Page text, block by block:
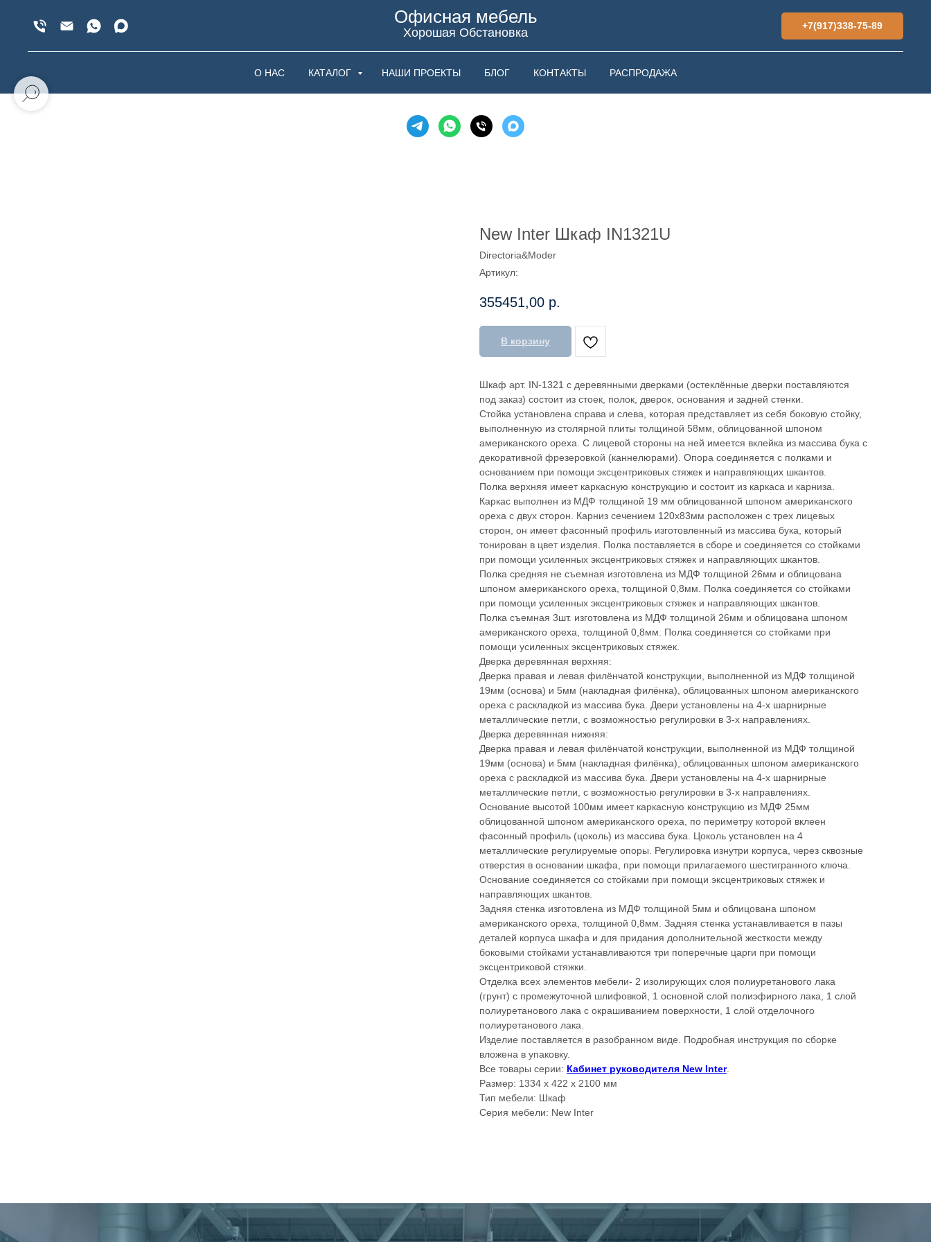
Офисная мебель
Хорошая Обстановка +7(917)338-75-89
О НАС КАТАЛОГ НАШИ ПРОЕКТЫ БЛОГ КОНТАКТЫ РАСПРОДАЖА
New Inter Шкаф IN1321U
Directoria&Moder
Артикул:
355451,00 р.
В корзину
Шкаф арт. IN-1321 с деревянными дверками (остеклённые дверки поставляются
под заказ) состоит из стоек, полок, дверок, основания и задней стенки.
Стойка установлена справа и слева, которая представляет из себя боковую стойку,
выполненную из столярной плиты толщиной 58мм, облицованной шпоном
американского ореха. С лицевой стороны на ней имеется вклейка из массива бука с
декоративной фрезеровкой (каннелюрами). Опора соединяется с полками и
основанием при помощи эксцентриковых стяжек и направляющих шкантов.
Полка верхняя имеет каркасную конструкцию и состоит из каркаса и карниза.
Каркас выполнен из МДФ толщиной 19 мм облицованной шпоном американского
ореха с двух сторон. Карниз сечением 120х83мм расположен с трех лицевых
сторон, он имеет фасонный профиль изготовленный из массива бука, который
тонирован в цвет изделия. Полка поставляется в сборе и соединяется со стойками
при помощи усиленных эксцентриковых стяжек и направляющих шкантов.
Полка средняя не съемная изготовлена из МДФ толщиной 26мм и облицована
шпоном американского ореха, толщиной 0,8мм. Полка соединяется со стойками
при помощи усиленных эксцентриковых стяжек и направляющих шкантов.
Полка съемная 3шт. изготовлена из МДФ толщиной 26мм и облицована шпоном
американского ореха, толщиной 0,8мм. Полка соединяется со стойками при
помощи усиленных эксцентриковых стяжек.
Дверка деревянная верхняя:
Дверка правая и левая филёнчатой конструкции, выполненной из МДФ толщиной
19мм (основа) и 5мм (накладная филёнка), облицованных шпоном американского
ореха с раскладкой из массива бука. Двери установлены на 4-х шарнирные
металлические петли, с возможностью регулировки в 3-х направлениях.
Дверка деревянная нижняя:
Дверка правая и левая филёнчатой конструкции, выполненной из МДФ толщиной
19мм (основа) и 5мм (накладная филёнка), облицованных шпоном американского
ореха с раскладкой из массива бука. Двери установлены на 4-х шарнирные
металлические петли, с возможностью регулировки в 3-х направлениях.
Основание высотой 100мм имеет каркасную конструкцию из МДФ 25мм
облицованной шпоном американского ореха, по периметру которой вклеен
фасонный профиль (цоколь) из массива бука. Цоколь установлен на 4
металлические регулируемые опоры. Регулировка изнутри корпуса, через сквозные
отверстия в основании шкафа, при помощи прилагаемого шестигранного ключа.
Основание соединяется со стойками при помощи эксцентриковых стяжек и
направляющих шкантов.
Задняя стенка изготовлена из МДФ толщиной 5мм и облицована шпоном
американского ореха, толщиной 0,8мм. Задняя стенка устанавливается в пазы
деталей корпуса шкафа и для придания дополнительной жесткости между
боковыми стойками устанавливаются три поперечные царги при помощи
эксцентриковой стяжки.
Отделка всех элементов мебели- 2 изолирующих слоя полиуретанового лака
(грунт) с промежуточной шлифовкой, 1 основной слой полиэфирного лака, 1 слой
полиуретанового лака с окрашиванием поверхности, 1 слой отделочного
полиуретанового лака.
Изделие поставляется в разобранном виде. Подробная инструкция по сборке
вложена в упаковку.
Все товары серии: Кабинет руководителя New Inter.
Размер: 1334 x 422 x 2100 мм
Тип мебели: Шкаф
Серия мебели: New Inter